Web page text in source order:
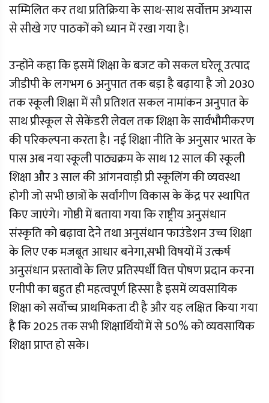
सम्मिलित कर तथा प्रतिक्रिया के साथ-साथ सर्वोत्तम अभ्यास
से सीखे गए पाठकों को ध्यान में रखा गया है।
उन्होंने कहा कि इसमें शिक्षा के बजट को सकल घरेलू उत्पाद
जीडीपी के लगभग 6 अनुपात तक बड़ा है बढ़ाया है जो 2030
तक स्कूली शिक्षा में सौ प्रतिशत सकल नामांकन अनुपात के
साथ प्रीस्कूल से सेकेंडरी लेवल तक शिक्षा के सार्वभौमीकरण
की परिकल्पना करता है। नई शिक्षा नीति के अनुसार भारत के
पास अब नया स्कूली पाठ्यक्रम के साथ 12 साल की स्कूली
शिक्षा और 3 साल की आंगनवाड़ी प्री स्कूलिंग की व्यवस्था
होगी जो सभी छात्रों के सर्वांगीण विकास के केंद्र पर स्थापित
किए जाएंगे। गोष्ठी में बताया गया कि राष्ट्रीय अनुसंधान
संस्कृति को बढ़ावा देने तथा अनुसंधान फाउंडेशन उच्च शिक्षा
के लिए एक मजबूत आधार बनेगा,सभी विषयों में उत्कर्ष
अनुसंधान प्रस्तावों के लिए प्रतिस्पर्धी वित्त पोषण प्रदान करना
एनीपी का बहुत ही महत्वपूर्ण हिस्सा है इसमें व्यवसायिक
शिक्षा को सर्वोच्च प्राथमिकता दी है और यह लक्षित किया गया
है कि 2025 तक सभी शिक्षार्थियों में से 50% को व्यवसायिक
शिक्षा प्राप्त हो सके।